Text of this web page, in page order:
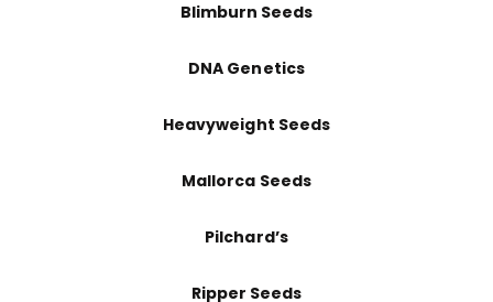
Blimburn Seeds
DNA Genetics
Heavyweight Seeds
Mallorca Seeds
Pilchard’s
Ripper Seeds